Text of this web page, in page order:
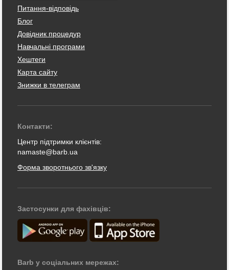
Питання-відповідь
Блог
Довідник процедур
Навчальні програми
Хештеги
Карта сайту
Знижки в телеграм
Контакти:
Центр підтримки клієнтів:
namaste@barb.ua
Форма зворотнього зв'язку
Застосунки для фахівців:
Barb у соціальних мережах: